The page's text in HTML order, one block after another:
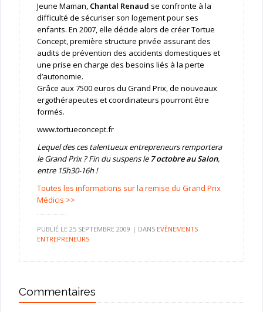
Jeune Maman, Chantal Renaud se confronte à la
difficulté de sécuriser son logement pour ses
enfants. En 2007, elle décide alors de créer Tortue
Concept, première structure privée assurant des
audits de prévention des accidents domestiques et
une prise en charge des besoins liés à la perte
d’autonomie.
Grâce aux 7500 euros du Grand Prix, de nouveaux
ergothérapeutes et coordinateurs pourront être
formés.
www.tortueconcept.fr
Lequel des ces talentueux entrepreneurs remportera
le Grand Prix ? Fin du suspens le 7 octobre au Salon,
entre 15h30-16h !
Toutes les informations sur la remise du Grand Prix
Médicis >>
PUBLIÉ LE 25 SEPTEMBRE 2009 | DANS EVÈNEMENTS
ENTREPRENEURS
Commentaires